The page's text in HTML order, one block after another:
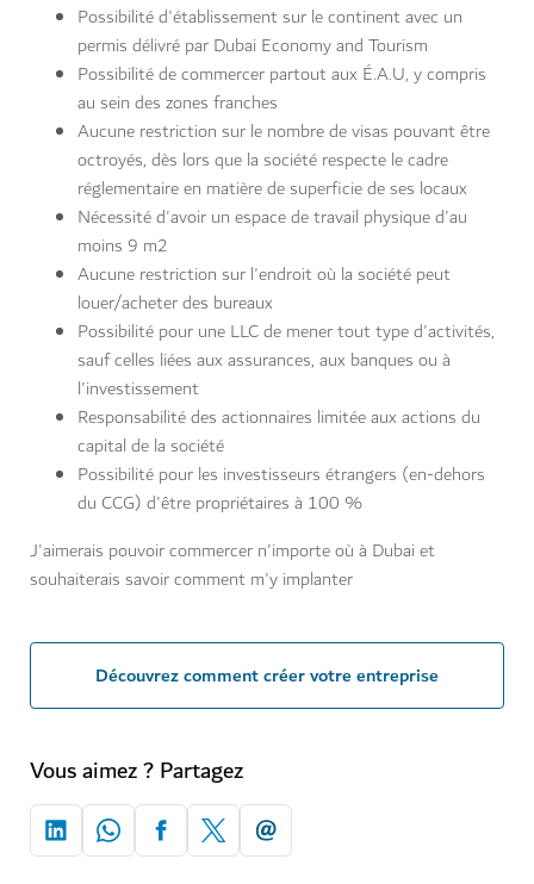
Possibilité d'établissement sur le continent avec un
permis délivré par Dubai Economy and Tourism
Possibilité de commercer partout aux É.A.U, y compris
au sein des zones franches
Aucune restriction sur le nombre de visas pouvant être
octroyés, dès lors que la société respecte le cadre
réglementaire en matière de superficie de ses locaux
Nécessité d'avoir un espace de travail physique d'au
moins 9 m2
Aucune restriction sur l'endroit où la société peut
louer/acheter des bureaux
Possibilité pour une LLC de mener tout type d'activités,
sauf celles liées aux assurances, aux banques ou à
l'investissement
Responsabilité des actionnaires limitée aux actions du
capital de la société
Possibilité pour les investisseurs étrangers (en-dehors
du CCG) d'être propriétaires à 100 %
J'aimerais pouvoir commercer n'importe où à Dubai et
souhaiterais savoir comment m'y implanter
Découvrez comment créer votre entreprise
Vous aimez ? Partagez